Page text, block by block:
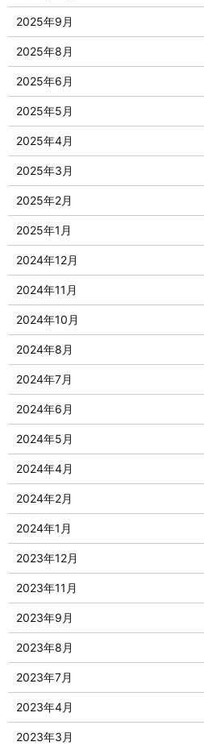
2025年9月
2025年8月
2025年6月
2025年5月
2025年4月
2025年3月
2025年2月
2025年1月
2024年12月
2024年11月
2024年10月
2024年8月
2024年7月
2024年6月
2024年5月
2024年4月
2024年2月
2024年1月
2023年12月
2023年11月
2023年9月
2023年8月
2023年7月
2023年4月
2023年3月